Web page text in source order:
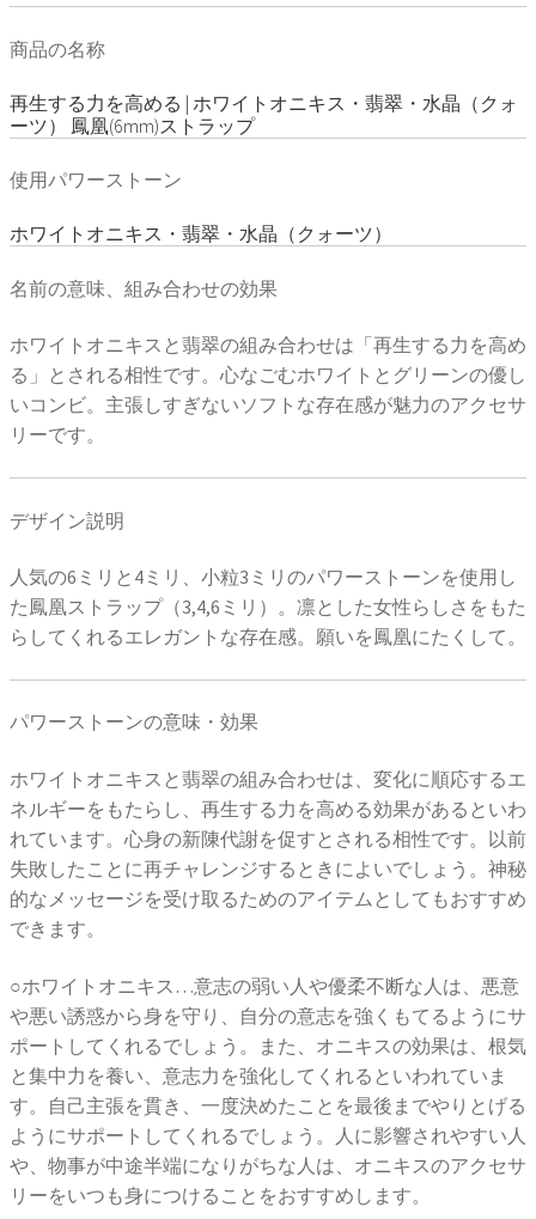
商品の名称
再生する力を高める | ホワイトオニキス・翡翠・水晶（クォ
ーツ） 鳳凰(6mm)ストラップ
使用パワーストーン
ホワイトオニキス・翡翠・水晶（クォーツ）
名前の意味、組み合わせの効果
ホワイトオニキスと翡翠の組み合わせは「再生する力を高め
る」とされる相性です。心なごむホワイトとグリーンの優し
いコンビ。主張しすぎないソフトな存在感が魅力のアクセサ
リーです。
デザイン説明
人気の6ミリと4ミリ、小粒3ミリのパワーストーンを使用し
た鳳凰ストラップ（3,4,6ミリ）。凛とした女性らしさをもた
らしてくれるエレガントな存在感。願いを鳳凰にたくして。
パワーストーンの意味・効果
ホワイトオニキスと翡翠の組み合わせは、変化に順応するエ
ネルギーをもたらし、再生する力を高める効果があるといわ
れています。心身の新陳代謝を促すとされる相性です。以前
失敗したことに再チャレンジするときによいでしょう。神秘
的なメッセージを受け取るためのアイテムとしてもおすすめ
できます。
○ホワイトオニキス…意志の弱い人や優柔不断な人は、悪意
や悪い誘惑から身を守り、自分の意志を強くもてるようにサ
ポートしてくれるでしょう。また、オニキスの効果は、根気
と集中力を養い、意志力を強化してくれるといわれていま
す。自己主張を貫き、一度決めたことを最後までやりとげる
ようにサポートしてくれるでしょう。人に影響されやすい人
や、物事が中途半端になりがちな人は、オニキスのアクセサ
リーをいつも身につけることをおすすめします。